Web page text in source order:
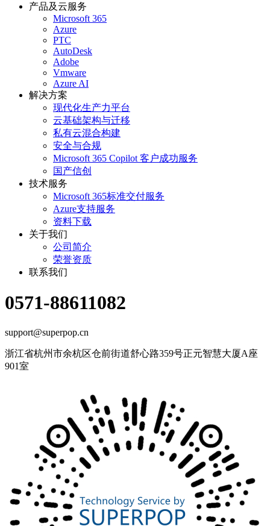
产品及云服务
Microsoft 365
Azure
PTC
AutoDesk
Adobe
Vmware
Azure AI
解决方案
现代化生产力平台
云基础架构与迁移
私有云混合构建
安全与合规
Microsoft 365 Copilot 客户成功服务
国产信创
技术服务
Microsoft 365标准交付服务
Azure支持服务
资料下载
关于我们
公司简介
荣誉资质
联系我们
0571-88611082
support@superpop.cn
浙江省杭州市余杭区仓前街道舒心路359号正元智慧大厦A座
901室